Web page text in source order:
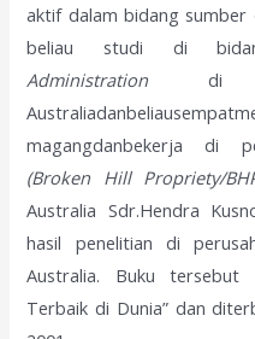
aktif dalam bidang sumber
beliau studi di
Administration di
magangdanbekerja di
(Broken Hill Propriety/
Australia Sdr.Hendra
hasil penelitian di
Australia. Buku tersebut
Terbaik di Dunia” dan